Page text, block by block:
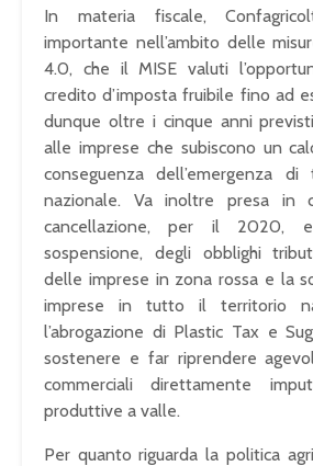
In materia fiscale,
importante nell’ambito delle
4.0, che il MISE valuti
credito d’imposta fruibile fino ad
dunque oltre i cinque anni
alle imprese che subiscono un
conseguenza dell’emergenza
nazionale. Va inoltre presa in
cancellazione, per il 2020,
sospensione, degli obblighi
delle imprese in zona rossa e la
imprese in tutto il territorio
l’abrogazione di Plastic Tax e
sostenere e far riprendere
commerciali direttamente
produttive a valle.
Per quanto riguarda la politica